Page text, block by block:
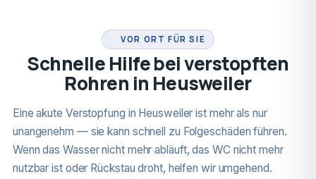
VOR ORT FÜR SIE
Schnelle Hilfe bei verstopften
Rohren in Heusweiler
Eine akute Verstopfung in Heusweiler ist mehr als nur
unangenehm — sie kann schnell zu Folgeschäden führen.
Wenn das Wasser nicht mehr abläuft, das WC nicht mehr
nutzbar ist oder Rückstau droht, helfen wir umgehend.